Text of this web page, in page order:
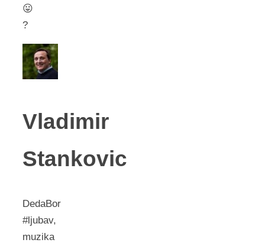
😛
?
Vladimir
Stankovic
DedaBor
#ljubav,
muzika